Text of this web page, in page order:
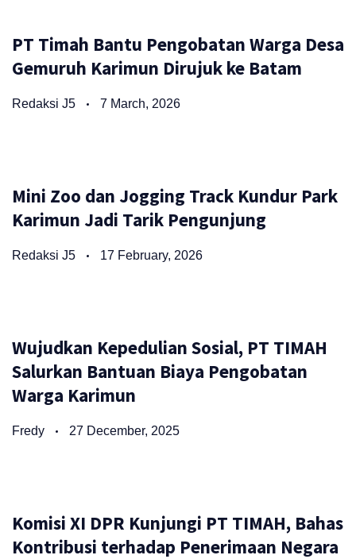
PT Timah Bantu Pengobatan Warga Desa
Gemuruh Karimun Dirujuk ke Batam
Redaksi J5 7 March, 2026
Mini Zoo dan Jogging Track Kundur Park
Karimun Jadi Tarik Pengunjung
Redaksi J5 17 February, 2026
Wujudkan Kepedulian Sosial, PT TIMAH
Salurkan Bantuan Biaya Pengobatan
Warga Karimun
Fredy 27 December, 2025
Komisi XI DPR Kunjungi PT TIMAH, Bahas
Kontribusi terhadap Penerimaan Negara